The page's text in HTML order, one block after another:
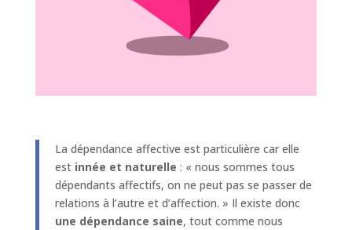
La dépendance affective est particulière car elle
estinnée et naturelle : « nous sommes tous
dépendants affectifs, on ne peut pas se passer de
relations à l’autre et d’affection. » Il existe donc
une dépendance saine, tout comme nous